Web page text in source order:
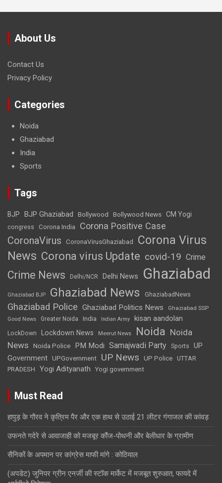
About Us
Contact Us
Privacy Policy
Categories
Noida
Ghaziabad
India
Sports
Tags
BJP BJP Ghaziabad Bollywood Bollywood News CM Yogi
congress Corona India Corona Positive Case
CoronaVirus CoronaVirusGhaziabad
Corona Virus
News Corona virus Update covid-19 Crime
Crime News Delhi/NCR Delhi News Ghaziabad
Ghaziabad BJP Ghaziabad News GhaziabadNews
Ghaziabad Police Ghaziabad Politics News Ghaziabad SSP
Good News Greater Noida India Indian Army kisan aandolan
LockDown Lockdown News Meerut News Noida Noida
News
Noida Police PM Modi Samajwadi Party Sports
UP
Government UPGovernment UP News UP Police
UTTAR
PRADESH
Yogi Adityanath Yogi government
Must Read
हापुड़ के गौरव ने कृत्रिम पैर और एक हाथ से उठाई 21 लीटर गंगाजल की कांवड़
उफनते गदेरे से आवाजाही को मजबूर कौंज-पोथनी और बेलीधार के ग्रामीण
सैनिकों के अपमान पर कांग्रेस माफी मांगे : कोठियाल
(अपडेट) जुनिपर ग्रीन एनर्जी की स्टॉक मार्केट में मजबूत शुरुआत, फायदे में